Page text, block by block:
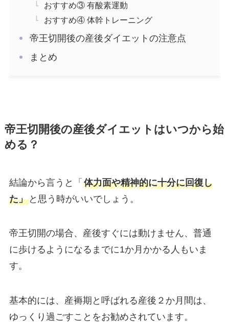
おすすめ③ 有酸素運動
おすすめ④ 体幹トレーニング
帝王切開後の産後ダイエットの注意点
まとめ
帝王切開後の産後ダイエットはいつから始
める？
結論から言うと「 体力面や精神的に十分に回復し
た」と思う時がいいでしょう。
帝王切開の場合、産後すぐには動けません、普通
に歩けるようになるまでに1か月かかる人もいま
す。
基本的には、産褥期と呼ばれる産後２か月間は、
ゆっくり過ごすことをお勧めされています。